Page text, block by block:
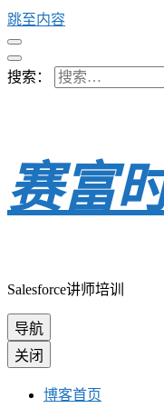
跳至内容
搜索：
赛富
Salesforce讲师培训
导航
关闭
博客首页